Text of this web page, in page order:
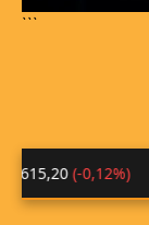
```
(-0,12%)